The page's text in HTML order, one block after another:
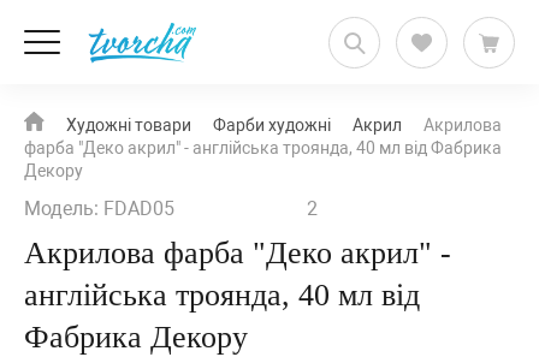
Художні товари Фарби художні Акрил
Акрилова
фарба "Деко акрил" - англійська троянда, 40 мл від Фабрика
Декору
Модель: FDAD05 2
Акрилова фарба "Деко акрил" -
англійська троянда, 40 мл від
Фабрика Декору